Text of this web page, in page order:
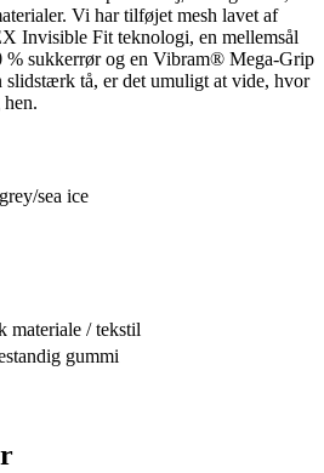
Vi har tilføjet mesh lavet af
Invisible Fit teknologi, en mellemsål
% sukkerrør og en Vibram® Mega-Grip
slidstærk tå, er det umuligt at vide, hvor
sea ice
materiale / tekstil
gummi